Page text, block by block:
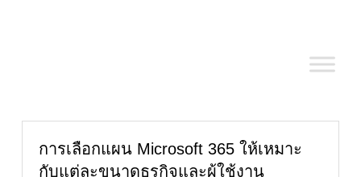
การเลือกแผน Microsoft 365 ให้เหมาะ
กับแต่ละขนาดธุรกิจและผู้ใช้งาน